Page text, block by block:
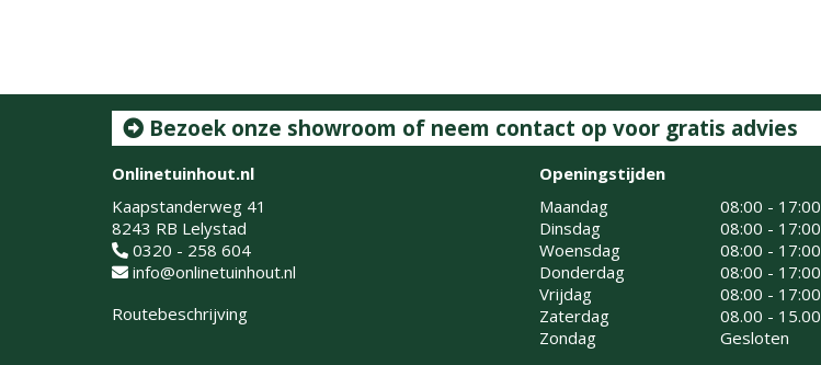
Bezoek onze showroom of neem contact op voor gratis advies
Onlinetuinhout.nl
Kaapstanderweg 41
8243 RB Lelystad
0320 - 258 604
info@onlinetuinhout.nl
Routebeschrijving
Openingstijden
Maandag
08:00 - 17:00
Dinsdag
08:00 - 17:00
Woensdag
08:00 - 17:00
Donderdag
08:00 - 17:00
Vrijdag
08:00 - 17:00
Zaterdag
08.00 - 15.00
Zondag
Gesloten